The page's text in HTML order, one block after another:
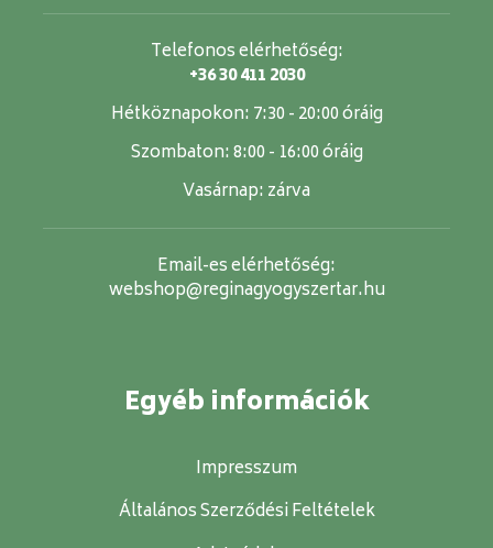
Telefonos elérhetőség:
+36 30 411 2030
Hétköznapokon: 7:30 - 20:00 óráig
Szombaton:8:00 - 16:00 óráig
Vasárnap: zárva
Email-es elérhetőség:
webshop@reginagyogyszertar.hu
Egyéb információk
Impresszum
Általános Szerződési Feltételek